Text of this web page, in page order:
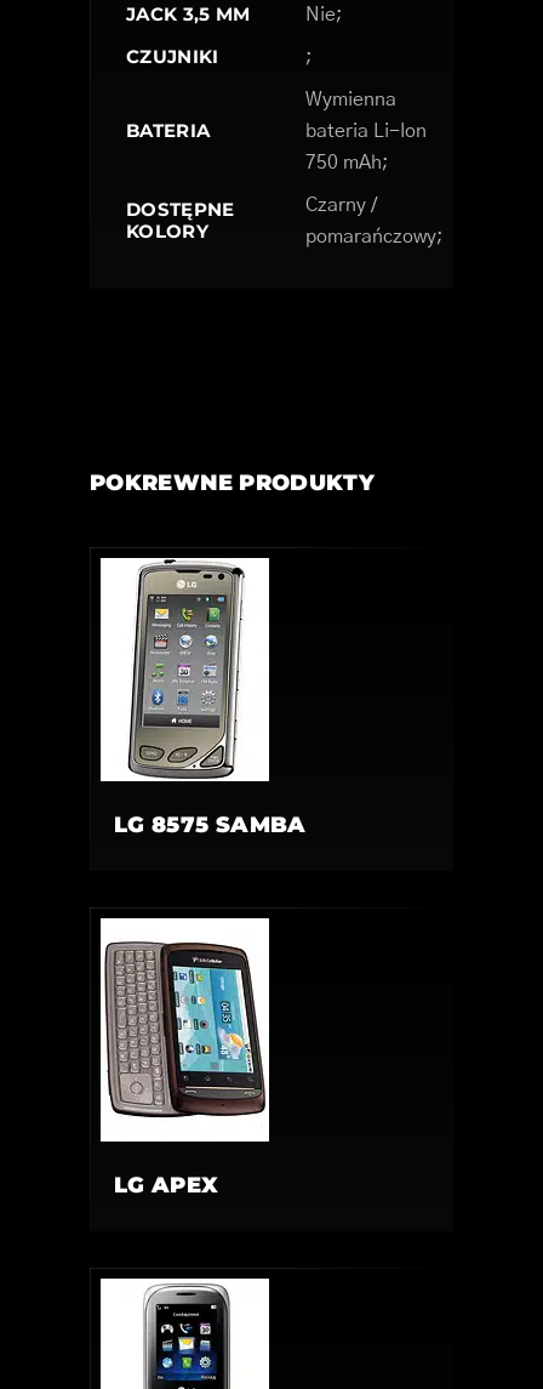
JACK 3,5 MM Nie;
CZUJNIKI ;
BATERIA
Wymienna
bateria Li-Ion
750 mAh;
DOSTĘPNE
KOLORY
Czarny /
pomarańczowy;
POKREWNE PRODUKTY
LG 8575 SAMBA
LG APEX